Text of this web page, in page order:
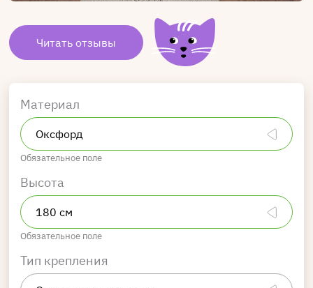
Читать отзывы
Материал
Обязательное поле
Высота
Обязательное поле
Тип крепления